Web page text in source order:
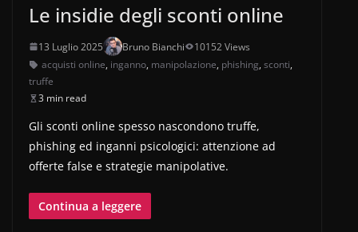
Le insidie degli sconti online
13 Luglio 2025 Bruno Bianchi
10152 Views
acquisti online, inganno, manipolazione, phishing, sconti,
truffe
3 min read
Gli sconti online spesso nascondono truffe,
phishing ed inganni psicologici: attenzione ad
offerte false e strategie manipolative.
Continua a leggere